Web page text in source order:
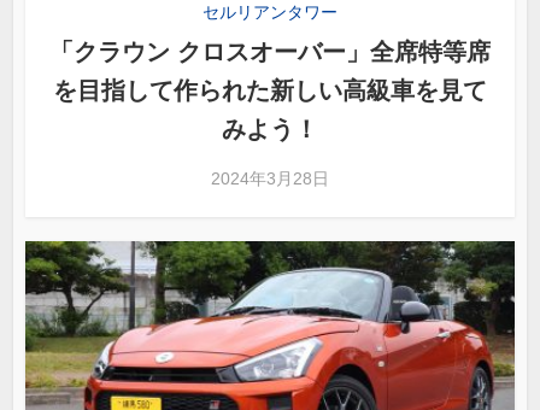
セルリアンタワー
「クラウン クロスオーバー」全席特等席
を目指して作られた新しい高級車を見て
みよう！
2024年3月28日